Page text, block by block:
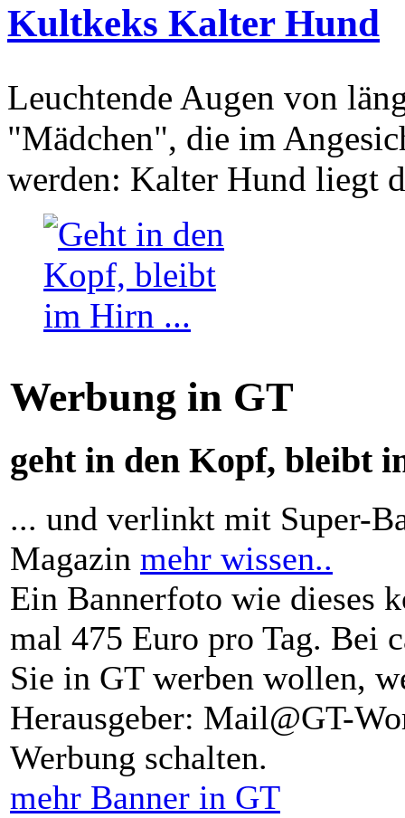
Kultkeks Kalter Hund
Leuchtende Augen von
"Mädchen", die im
werden: Kalter Hund liegt
Werbung in GT
geht in den Kopf, bleibt
... und verlinkt mit Super-
Magazin mehr wissen..
Ein Bannerfoto wie dieses
mal 475 Euro pro Tag. Bei
Sie in GT werben wollen,
Herausgeber: Mail@GT-
Werbung schalten.
mehr Banner in GT